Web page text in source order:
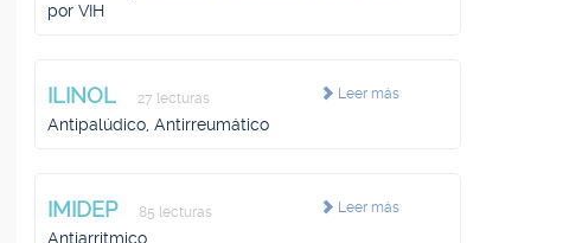
por VIH
Leer más
ILINOL 27 lecturas
Antipalúdico, Antirreumático
Leer más
IMIDEP 85 lecturas
Antiarritmico